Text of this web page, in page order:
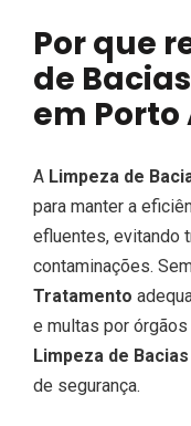
Por que
de
em Porto
A Limpeza de
para manter a
efluentes, evitando
contaminações.
Tratamento
e multas por
Limpeza de
de segurança.